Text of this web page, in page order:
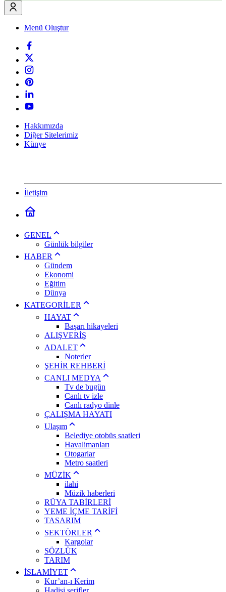
Menü Oluştur
Hakkımızda
Diğer Sitelerimiz
Künye
İletişim
GENEL
Günlük bilgiler
HABER
Gündem
Ekonomi
Eğitim
Dünya
KATEGORİLER
HAYAT
Başarı hikayeleri
ALIŞVERİŞ
ADALET
Noterler
ŞEHİR REHBERİ
CANLI MEDYA
Tv de bugün
Canlı tv izle
Canlı radyo dinle
ÇALIŞMA HAYATI
Ulaşım
Belediye otobüs saatleri
Havalimanları
Otogarlar
Metro saatleri
MÜZİK
ilahi
Müzik haberleri
RÜYA TABİRLERİ
YEME İÇME TARİFİ
TASARIM
SEKTÖRLER
Kargolar
SÖZLÜK
TARIM
İSLAMİYET
Kur’an-ı Kerim
Hadisi şerifler